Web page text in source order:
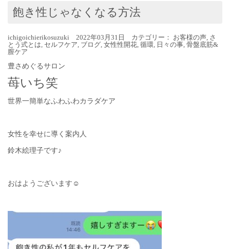
飽き性じゃなくなる方法
ichigoichierikosuzuki 2022年03月31日 カテゴリー： お客様の声, さ
とう式とは, セルフケア, ブログ, 女性性開花, 循環, 日々の事, 骨盤底筋&
膣ケア
豊さめぐるサロン
苺いち笑
世界一簡単なふわふわカラダケア
女性を幸せに導く案内人
鈴木絵理子です♪
おはようございます☺︎